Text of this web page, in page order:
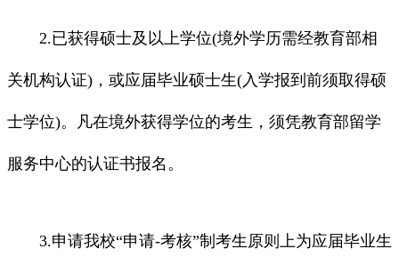
2.已获得硕士及以上学位(境外学历需经教育部相
关机构认证)，或应届毕业硕士生(入学报到前须取得硕
士学位)。凡在境外获得学位的考生，须凭教育部留学
服务中心的认证书报名。
3.申请我校“申请-考核”制考生原则上为应届毕业生